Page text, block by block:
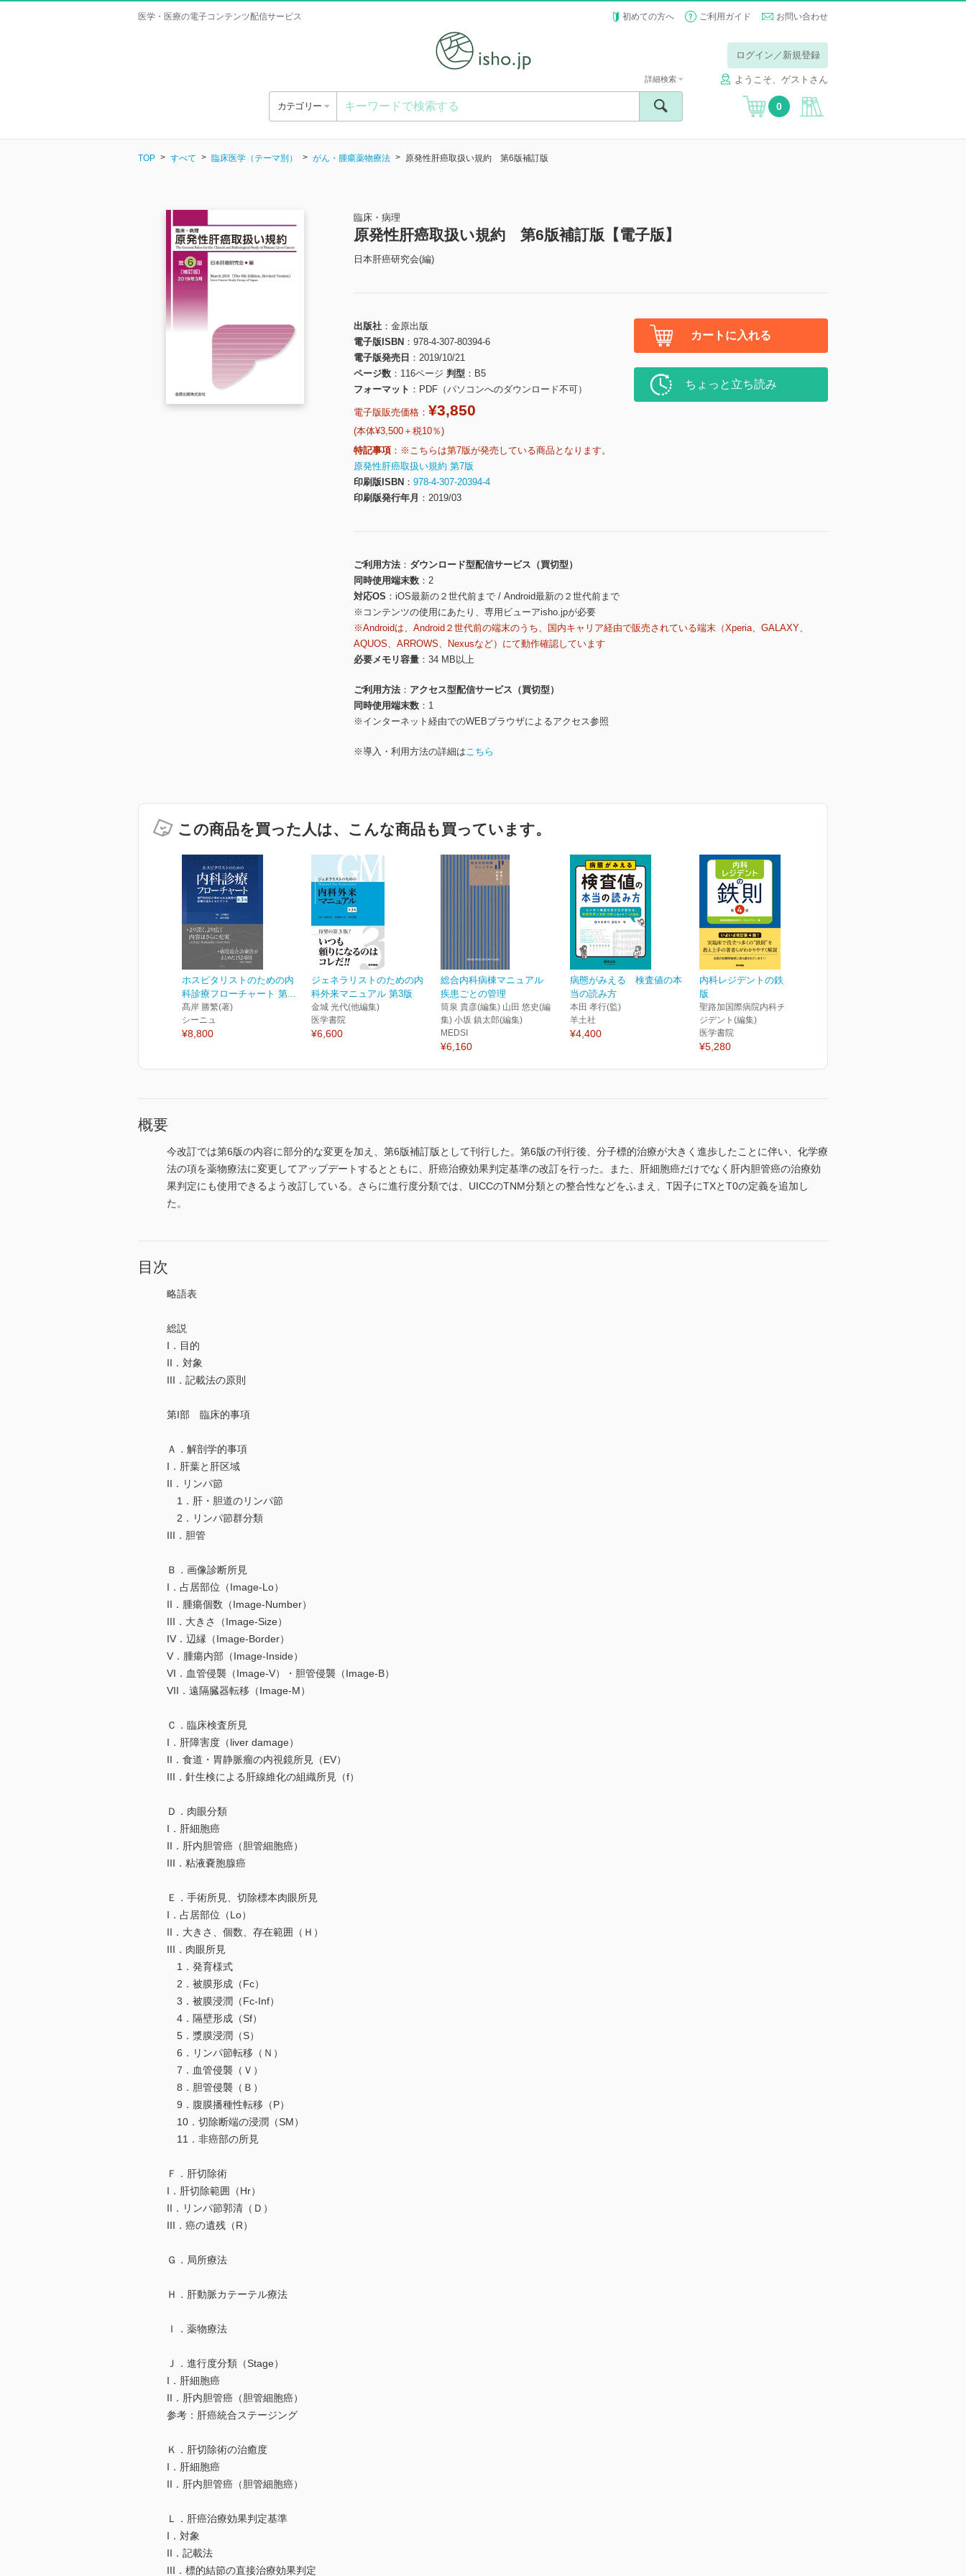
医学・医療の電子コンテンツ配信サービス 初めての方へ ご利用ガイド お問い合わせ
ログイン／新規登録
ようこそ、ゲストさん
カテゴリー
詳細検索
0
TOP すべて 臨床医学（テーマ別） がん・腫瘍薬物療法 原発性肝癌取扱い規約 第6版補訂版
臨床・病理
原発性肝癌取扱い規約 第6版補訂版【電子版】
日本肝癌研究会(編)
出版社
金原出版
電子版ISBN
978-4-307-80394-6
電子版発売日
2019/10/21
ページ数
116ページ 判型
B5
フォーマット
PDF（パソコンへのダウンロード不可）
電子版販売価格： ¥3,850
(本体¥3,500＋税10％)
特記事項
※こちらは第7版が発売している商品となります。
原発性肝癌取扱い規約 第7版
印刷版ISBN
978-4-307-20394-4
印刷版発行年月
2019/03
カートに入れる
ちょっと立ち読み
ご利用方法
ダウンロード型配信サービス（買切型）
同時使用端末数
2
対応OS
iOS最新の２世代前まで / Android最新の２世代前まで
※コンテンツの使用にあたり、専用ビューアisho.jpが必要
※Androidは、Android２世代前の端末のうち、国内キャリア経由で販売されている端末（Xperia、GALAXY、
AQUOS、ARROWS、Nexusなど）にて動作確認しています
必要メモリ容量
34 MB以上
ご利用方法
アクセス型配信サービス（買切型）
同時使用端末数
1
※インターネット経由でのWEBブラウザによるアクセス参照
※導入・利用方法の詳細はこちら
この商品を買った人は、こんな商品も買っています。
ホスピタリストのための内
科診療フローチャート 第...
髙岸 勝繁(著)
シーニュ
¥8,800
ジェネラリストのための内
科外来マニュアル 第3版
金城 光代(他編集)
医学書院
¥6,600
総合内科病棟マニュアル
疾患ごとの管理
筒泉 貴彦(編集) 山田 悠史(編
集) 小坂 鎮太郎(編集)
MEDSI
¥6,160
病態がみえる 検査値の本
当の読み方
本田 孝行(監)
羊土社
¥4,400
内科レジデントの鉄則 第4
版
聖路加国際病院内科チーフレ
ジデント(編集)
医学書院
¥5,280
概要
今改訂では第6版の内容に部分的な変更を加え、第6版補訂版として刊行した。第6版の刊行後、分子標的治療が大きく進歩したことに伴い、化学療
法の項を薬物療法に変更してアップデートするとともに、肝癌治療効果判定基準の改訂を行った。また、肝細胞癌だけでなく肝内胆管癌の治療効
果判定にも使用できるよう改訂している。さらに進行度分類では、UICCのTNM分類との整合性などをふまえ、T因子にTXとT0の定義を追加し
た。
目次
略語表
総説
I．目的
II．対象
III．記載法の原則
第I部 臨床的事項
Ａ．解剖学的事項
I．肝葉と肝区域
II．リンパ節
1．肝・胆道のリンパ節
2．リンパ節群分類
III．胆管
Ｂ．画像診断所見
I．占居部位（Image-Lo）
II．腫瘍個数（Image-Number）
III．大きさ（Image-Size）
IV．辺縁（Image-Border）
V．腫瘍内部（Image-Inside）
VI．血管侵襲（Image-V）・胆管侵襲（Image-B）
VII．遠隔臓器転移（Image-M）
Ｃ．臨床検査所見
I．肝障害度（liver damage）
II．食道・胃静脈瘤の内視鏡所見（EV）
III．針生検による肝線維化の組織所見（f）
Ｄ．肉眼分類
I．肝細胞癌
II．肝内胆管癌（胆管細胞癌）
III．粘液嚢胞腺癌
Ｅ．手術所見、切除標本肉眼所見
I．占居部位（Lo）
II．大きさ、個数、存在範囲（Ｈ）
III．肉眼所見
1．発育様式
2．被膜形成（Fc）
3．被膜浸潤（Fc-Inf）
4．隔壁形成（Sf）
5．漿膜浸潤（S）
6．リンパ節転移（Ｎ）
7．血管侵襲（Ｖ）
8．胆管侵襲（Ｂ）
9．腹膜播種性転移（P）
10．切除断端の浸潤（SM）
11．非癌部の所見
Ｆ．肝切除術
I．肝切除範囲（Hr）
II．リンパ節郭清（Ｄ）
III．癌の遺残（R）
Ｇ．局所療法
Ｈ．肝動脈カテーテル療法
Ｉ．薬物療法
Ｊ．進行度分類（Stage）
I．肝細胞癌
II．肝内胆管癌（胆管細胞癌）
参考：肝癌統合ステージング
Ｋ．肝切除術の治癒度
I．肝細胞癌
II．肝内胆管癌（胆管細胞癌）
Ｌ．肝癌治療効果判定基準
I．対象
II．記載法
III．標的結節の直接治療効果判定